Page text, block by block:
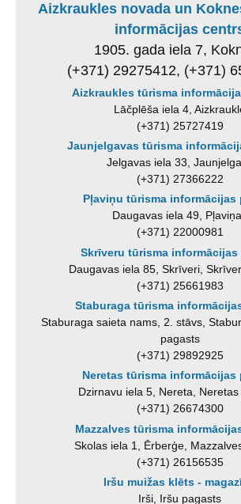
Aizkraukles novada un
informācijas
1905. gada iela 7,
(+371) 29275412, (+371)
Aizkraukles tūrisma
Lāčplēša iela 4,
(+371) 25727419
Jaunjelgavas tūrisma
Jelgavas iela 33,
(+371) 27366222
Pļaviņu tūrisma informācijas
Daugavas iela 49,
(+371) 22000981
Skrīveru tūrisma
Daugavas iela 85, Skrīveri,
(+371) 25661983
Staburaga tūrisma
Staburaga saieta nams, 2. stāvs,
pagasts
(+371) 29892925
Neretas tūrisma informācijas
Dzirnavu iela 5, Nereta,
(+371) 26674300
Mazzalves tūrisma
Skolas iela 1, Ērberģe,
(+371) 26156535
Iršu muižas klēts -
Irši, Iršu pagasts